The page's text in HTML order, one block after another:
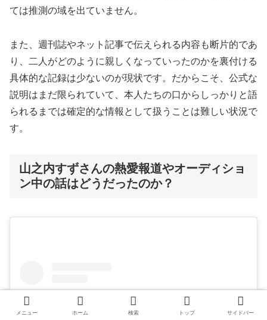
ては推測の域を出ていません。
また、週刊誌やネット記事で伝えられる内容も断片的であ
り、二人がどのように親しくなっていったのかを裏付ける
具体的な記録は少ないのが現状です。だからこそ、公式な
説明はまだ限られていて、本人たちの口からしっかりと語
られるまでは確定的な情報として扱うことは難しい状況で
す。
山之内すずさんの熱愛報道やオーディショ
ン中の話はどうだったのか？
メニュー ホーム 検索 トップ サイドバー